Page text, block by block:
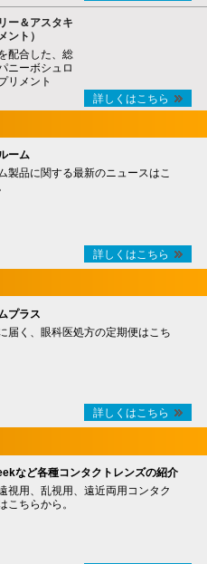
ー＆アスタキ
ント）
配合した、総
ニーボシュロ
リメント
詳しくはこちら
ーム
製品に関する最新のニュースはこ
詳しくはこちら
プラス
届く、眼科医処方の定期便はこち
詳しくはこちら
など各種コンタクトレンズの紹介
視用、乱視用、遠近両用コンタク
こちらから。